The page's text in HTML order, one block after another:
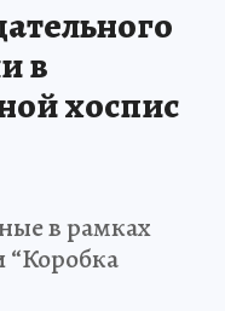
в
хоспис
в рамках
“Коробка